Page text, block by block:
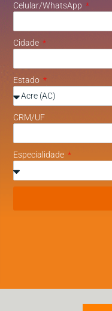
Celular/WhatsApp
Cidade
Estado
CRM/UF
Especialidade